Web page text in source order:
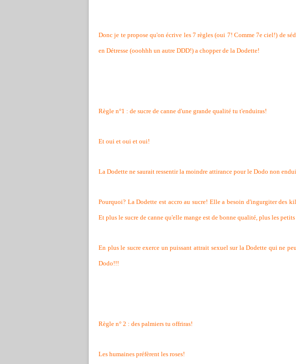
Donc je te propose qu'on écrive les 7 règles (oui 7! Comme 7e ciel!) de
en Détresse (ooohhh un autre DDD!) a chopper de la Dodette!
Règle n°1 : de sucre de canne d'une grande qualité tu t'enduiras!
Et oui et oui et oui!
La Dodette ne saurait ressentir la moindre attirance pour le Dodo non
Pourquoi? La Dodette est accro au sucre! Elle a besoin d'ingurgiter des
Et plus le sucre de canne qu'elle mange est de bonne qualité, plus les
En plus le sucre exerce un puissant attrait sexuel sur la Dodette qui ne
Dodo!!!
Règle n° 2 : des palmiers tu offriras!
Les humaines préfèrent les roses!